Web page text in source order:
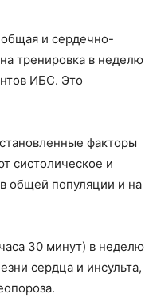
и сердечно-
тренировка в неделю
ИБС. Это
факторы
систолическое и
общей популяции и на
30 минут) в неделю
сердца и инсульта,